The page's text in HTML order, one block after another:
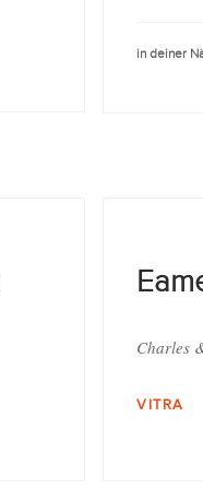
in deiner
Charles
VITRA